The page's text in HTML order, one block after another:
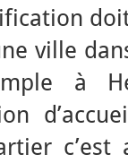
ville
à